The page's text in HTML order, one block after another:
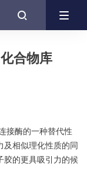

合物库
接酶的一种替代性
相似理化性质的同
胶的更具吸引力的候